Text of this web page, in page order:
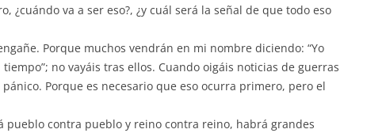
aumentar
disminuir
el
volumen.
¿cuándo va a ser eso?, ¿y cuál será la señal de que todo eso
Porque muchos vendrán en mi nombre diciendo: “Yo
tiempo”; no vayáis tras ellos. Cuando oigáis noticias de guerras
Porque es necesario que eso ocurra primero, pero el
pueblo contra pueblo y reino contra reino, habrá grandes